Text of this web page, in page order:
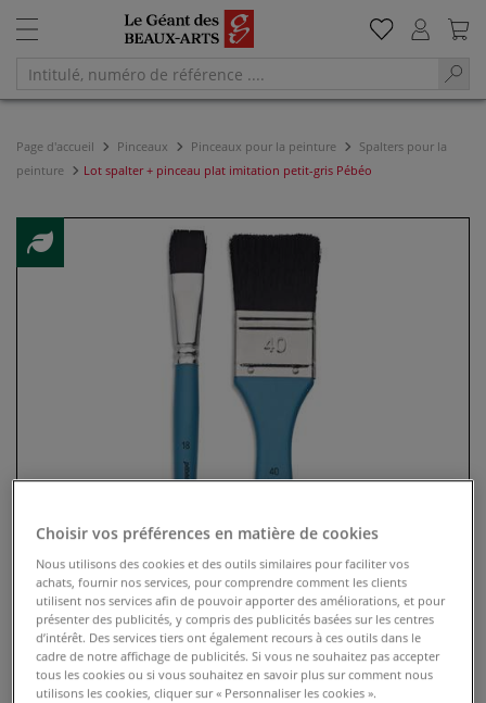
Page d'accueil Pinceaux Pinceaux pour la peinture
Spalters pour la
peinture
Lot spalter + pinceau plat imitation petit-gris Pébéo
Choisir vos préférences en matière de cookies
Nous utilisons des cookies et des outils similaires pour faciliter vos
achats, fournir nos services, pour comprendre comment les clients
utilisent nos services afin de pouvoir apporter des améliorations, et pour
présenter des publicités, y compris des publicités basées sur les centres
d’intérêt. Des services tiers ont également recours à ces outils dans le
cadre de notre affichage de publicités. Si vous ne souhaitez pas accepter
tous les cookies ou si vous souhaitez en savoir plus sur comment nous
utilisons les cookies, cliquer sur « Personnaliser les cookies ».